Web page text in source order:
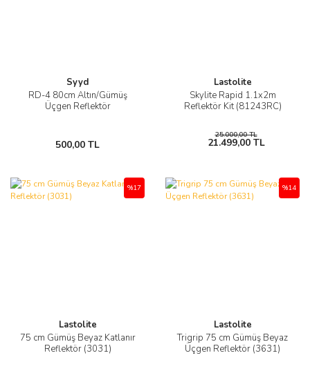
Syyd
RD-4 80cm Altın/Gümüş
Üçgen Reflektör
500,00 TL
Lastolite
Skylite Rapid 1.1x2m
Reflektör Kit (81243RC)
25.000,00 TL
21.499,00 TL
Lastolite
75 cm Gümüş Beyaz Katlanır
Reflektör (3031)
%17
Lastolite
Trigrip 75 cm Gümüş Beyaz
Üçgen Reflektör (3631)
%14